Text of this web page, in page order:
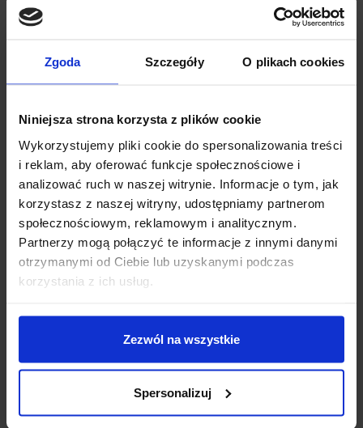
Zgoda Szczegóły O plikach cookies
Niniejsza strona korzysta z plików cookie
Wykorzystujemy pliki cookie do spersonalizowania treści
i reklam, aby oferować funkcje społecznościowe i
analizować ruch w naszej witrynie. Informacje o tym, jak
korzystasz z naszej witryny, udostępniamy partnerom
społecznościowym, reklamowym i analitycznym.
Partnerzy mogą połączyć te informacje z innymi danymi
otrzymanymi od Ciebie lub uzyskanymi podczas
korzystania z ich usług.
Zezwól na wszystkie
Spersonalizuj
SPECYFIKACJA TECHNICZNA
przy 4,8 V: 9,4 kg*cm (0,83 Nm)
przy 6,0 V: 11 kg*cm (1 Nm)
przy 4,8 V: 0,19 s/60°
przy 6,0 V: 0,15 s/60°